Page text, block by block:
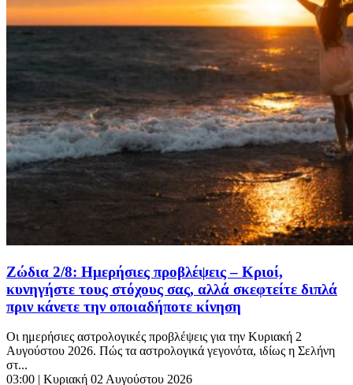
Ζώδια 2/8: Ημερήσιες προβλέψεις – Κριοί,
κυνηγήστε τους στόχους σας, αλλά σκεφτείτε διπλά
πριν κάνετε την οποιαδήποτε κίνηση
Οι ημερήσιες αστρολογικές προβλέψεις για την Κυριακή 2
Αυγούστου 2026. Πώς τα αστρολογικά γεγονότα, ιδίως η Σελήνη
στ...
03:00 | Κυριακή 02 Αυγούστου 2026